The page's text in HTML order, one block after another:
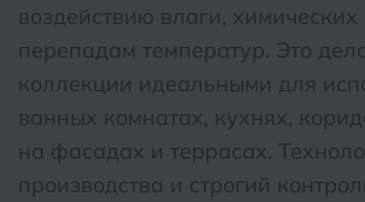
воздействию влаги, химических
перепадам температур. Это
коллекции идеальными для
ванных комнатах, кухнях,
на фасадах и террасах.
производства и строгий